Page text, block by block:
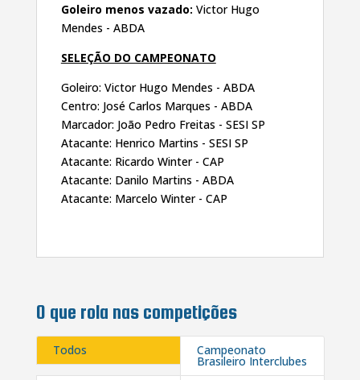
Goleiro menos vazado: Victor Hugo
Mendes - ABDA
SELEÇÃO DO CAMPEONATO
Goleiro: Victor Hugo Mendes - ABDA
Centro: José Carlos Marques - ABDA
Marcador: João Pedro Freitas - SESI SP
Atacante: Henrico Martins - SESI SP
Atacante: Ricardo Winter - CAP
Atacante: Danilo Martins - ABDA
Atacante: Marcelo Winter - CAP
O que rola nas competições
Todos Campeonato
Brasileiro Interclubes